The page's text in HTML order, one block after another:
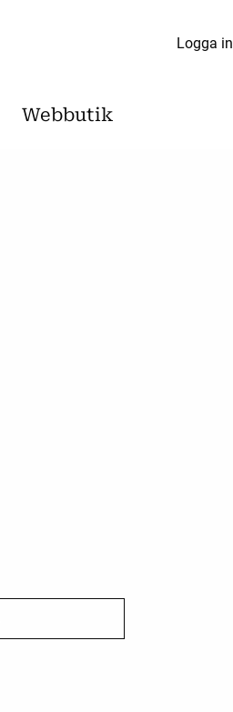
Logga in
Webbutik